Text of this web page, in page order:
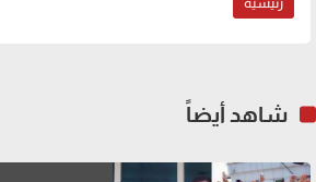
شاهد أيضاً